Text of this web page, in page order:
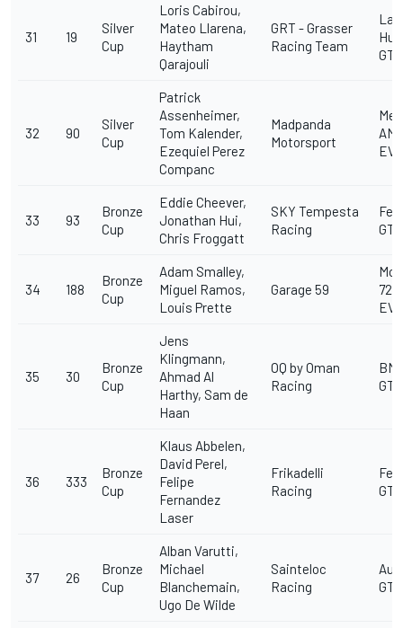
31 19
Silver
Cup
Loris Cabirou,
Mateo Llarena,
Haytham
Qarajouli
GRT - Grasser
Racing Team
32 90
Silver
Cup
Patrick
Assenheimer,
Tom Kalender,
Ezequiel Perez
Companc
Madpanda
Motorsport
EVO
33 93
Bronze
Cup
Eddie Cheever,
Jonathan Hui,
Chris Froggatt
SKY Tempesta
Racing
GT3
34 188
Bronze
Cup
Adam Smalley,
Miguel Ramos,
Louis Prette
Garage 59
EVO
35 30
Bronze
Cup
Jens
Klingmann,
Ahmad Al
Harthy, Sam de
Haan
OQ by Oman
Racing
GT3
36 333
Bronze
Cup
Klaus Abbelen,
David Perel,
Felipe
Fernandez
Laser
Frikadelli
Racing
GT3
37 26
Bronze
Cup
Alban Varutti,
Michael
Blanchemain,
Ugo De Wilde
Sainteloc
Racing